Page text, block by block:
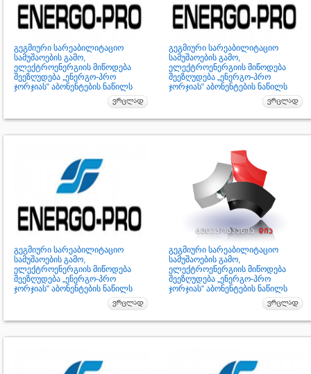
გეგმიური სარეაბილიტაციო
სამუშაოების გამო,
ელექტროენერგიის მიწოდება
შეეზღუდება „ენერგო-პრო
ჯორჯიას“ აბონენტების ნაწილს
გეგმიური სარეაბილიტაციო
სამუშაოების გამო,
ელექტროენერგიის მიწოდება
შეეზღუდება „ენერგო-პრო
ჯორჯიას“ აბონენტების ნაწილს
გეგმიური სარეაბილიტაციო
სამუშაოების გამო,
ელექტროენერგიის მიწოდება
შეეზღუდება „ენერგო-პრო
ჯორჯიას“ აბონენტების ნაწილს
გეგმიური სარეაბილიტაციო
სამუშაოების გამო,
ელექტროენერგიის მიწოდება
შეეზღუდება „ენერგო-პრო
ჯორჯიას“ აბონენტების ნაწილს